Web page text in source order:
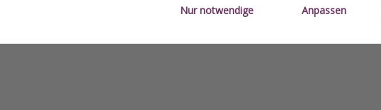
Nur notwendige Anpassen